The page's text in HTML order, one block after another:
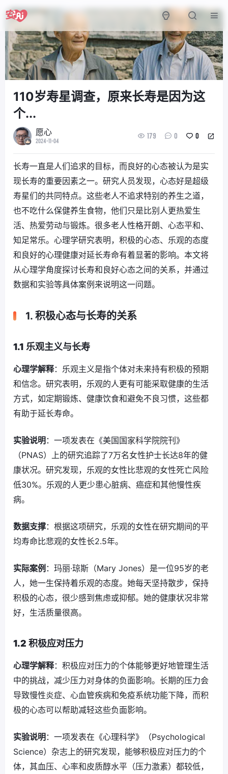
110岁寿星调查，原来长寿是因为这
个...
愿心
2024-11-04
179 0 0
长寿一直是人们追求的目标，而良好的心态被认为是实
现长寿的重要因素之一。研究人员发现，心态好是超级
寿星们的共同特点。这些老人不追求特别的养生之道，
也不吃什么保健养生食物，他们只是比别人更热爱生
活、热爱劳动与锻炼。很多老人性格开朗、心态平和、
知足常乐。心理学研究表明，积极的心态、乐观的态度
和良好的心理健康对延长寿命有着显著的影响。本文将
从心理学角度探讨长寿和良好心态之间的关系，并通过
数据和实验等具体案例来说明这一问题。
1. 积极心态与长寿的关系
1.1 乐观主义与长寿
心理学解释：乐观主义是指个体对未来持有积极的预期
和信念。研究表明，乐观的人更有可能采取健康的生活
方式，如定期锻炼、健康饮食和避免不良习惯，这些都
有助于延长寿命。
实验说明 ：一项发表在《美国国家科学院院刊》
（PNAS）上的研究追踪了7万名女性护士长达8年的健
康状况。研究发现，乐观的女性比悲观的女性死亡风险
低30%。乐观的人更少患心脏病、癌症和其他慢性疾
病。
数据支撑：根据这项研究，乐观的女性在研究期间的平
均寿命比悲观的女性长2.5年。
实际案例 ：玛丽·琼斯（Mary Jones）是一位95岁的老
人，她一生保持着乐观的态度。她每天坚持散步，保持
积极的心态，很少感到焦虑或抑郁。她的健康状况非常
好，生活质量很高。
1.2 积极应对压力
心理学解释：积极应对压力的个体能够更好地管理生活
中的挑战，减少压力对身体的负面影响。长期的压力会
导致慢性炎症、心血管疾病和免疫系统功能下降，而积
极的心态可以帮助减轻这些负面影响。
实验说明 ：一项发表在《心理科学》（Psychological
Science）杂志上的研究发现，能够积极应对压力的个
体，其血压、心率和皮质醇水平（压力激素）都较低，